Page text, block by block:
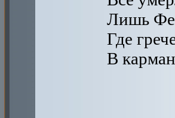
Лишь
Где
В